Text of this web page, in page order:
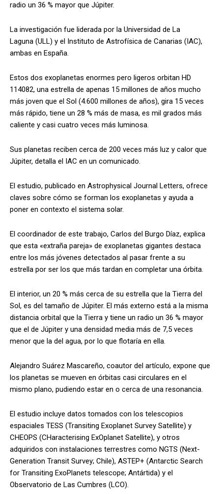
radio un 36 % mayor que Júpiter.
La investigación fue liderada por la Universidad de La
Laguna (ULL) y el Instituto de Astrofísica de Canarias (IAC),
ambas en España.
Estos dos exoplanetas enormes pero ligeros orbitan HD
114082, una estrella de apenas 15 millones de años mucho
más joven que el Sol (4.600 millones de años), gira 15 veces
más rápido, tiene un 28 % más de masa, es mil grados más
caliente y casi cuatro veces más luminosa.
Sus planetas reciben cerca de 200 veces más luz y calor que
Júpiter, detalla el IAC en un comunicado.
El estudio, publicado en Astrophysical Journal Letters, ofrece
claves sobre cómo se forman los exoplanetas y ayuda a
poner en contexto el sistema solar.
El coordinador de este trabajo, Carlos del Burgo Díaz, explica
que esta «extraña pareja» de exoplanetas gigantes destaca
entre los más jóvenes detectados al pasar frente a su
estrella por ser los que más tardan en completar una órbita.
El interior, un 20 % más cerca de su estrella que la Tierra del
Sol, es del tamaño de Júpiter. El más externo está a la misma
distancia orbital que la Tierra y tiene un radio un 36 % mayor
que el de Júpiter y una densidad media más de 7,5 veces
menor que la del agua, por lo que flotaría en ella.
Alejandro Suárez Mascareño, coautor del artículo, expone que
los planetas se mueven en órbitas casi circulares en el
mismo plano, pudiendo estar en o cerca de una resonancia.
El estudio incluye datos tomados con los telescopios
espaciales TESS (Transiting Exoplanet Survey Satellite) y
CHEOPS (CHaracterising ExOplanet Satellite), y otros
adquiridos con instalaciones terrestres como NGTS (Next-
Generation Transit Survey; Chile), ASTEP+ (Antarctic Search
for Transiting ExoPlanets telescope; Antártida) y el
Observatorio de Las Cumbres (LCO).